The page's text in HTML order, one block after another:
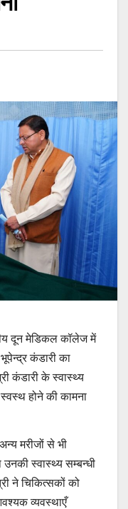
दून मेडिकल कॉलेज में
कंडारी का
कंडारी के स्वास्थ्य
होने की कामना
मरीजों से भी
स्वास्थ्य सम्बन्धी
ने चिकित्सकों को
व्यवस्थाएँ